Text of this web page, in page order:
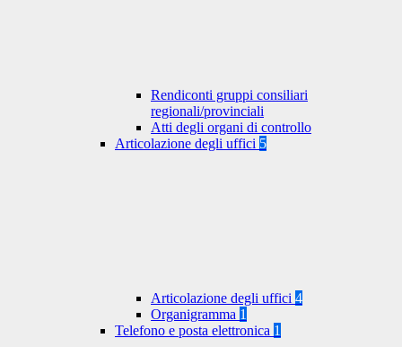
Rendiconti gruppi consiliari
regionali/provinciali
Atti degli organi di controllo
Articolazione degli uffici 5
Articolazione degli uffici 4
Organigramma 1
Telefono e posta elettronica 1